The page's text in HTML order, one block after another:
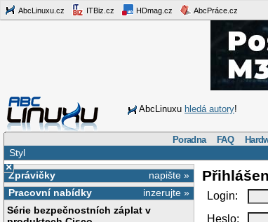
AbcLinuxu.cz ITBiz.cz HDmag.cz AbcPráce.cz
AbcLinuxu hledá autory!
Poradna FAQ
Styl
×
napište »
Zprávičky
inzerujte »
Pracovní nabídky
Série bezpečnostních záplat v
Login:
Heslo: